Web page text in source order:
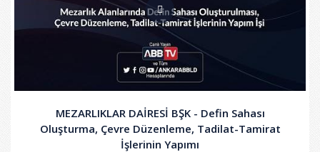
MEZARLIKLAR DAİRESİ BŞK - Defin Sahası
Oluşturma, Çevre Düzenleme, Tadilat-Tamirat
İşlerinin Yapımı